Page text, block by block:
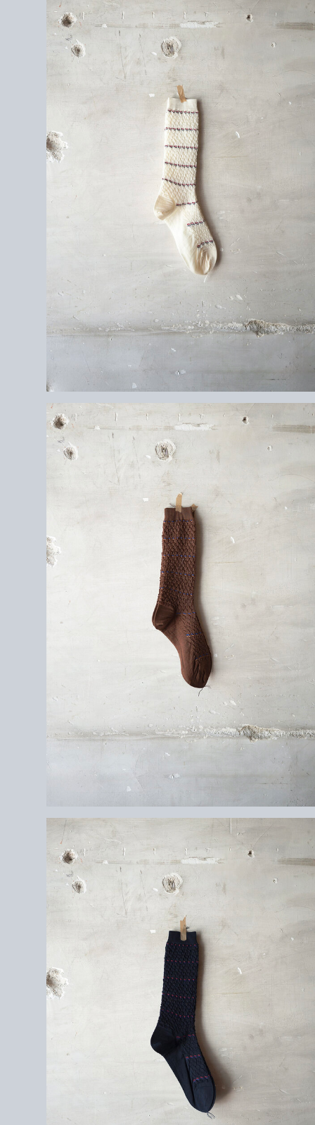
WOOL 65%
NYLON 35%